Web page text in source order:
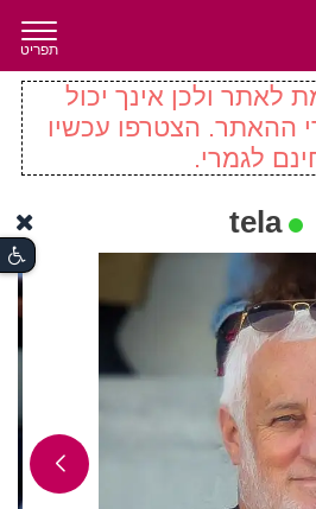
תפריט
לאתר ולכן אינך יכול
ההאתר. הצטרפו עכשיו
לגמרי.
tela